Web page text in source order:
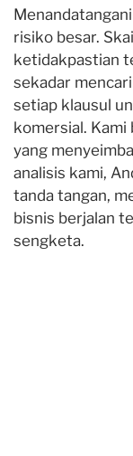
risiko besar.
ketidakpastian
sekadar
setiap klausul
komersial. Kami
yang
analisis kami,
tanda tangan,
bisnis berjalan
sengketa.